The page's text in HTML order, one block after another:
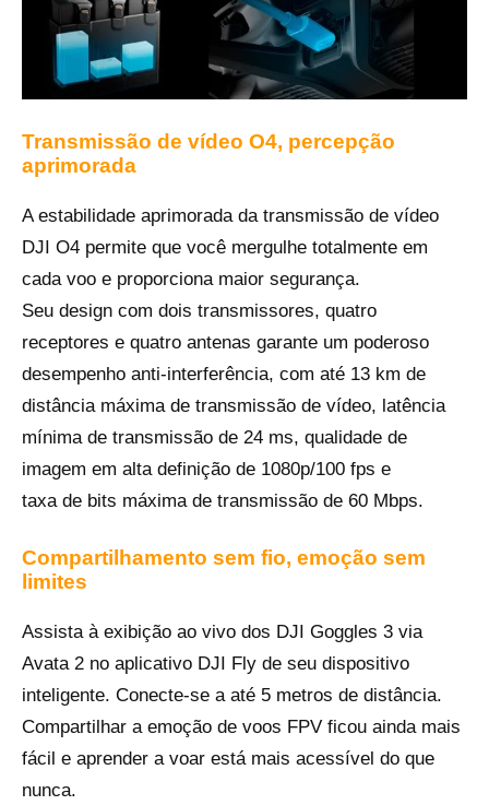
Transmissão de vídeo O4, percepção
aprimorada
A estabilidade aprimorada da transmissão de vídeo
DJI O4 permite que você mergulhe totalmente em
cada voo e proporciona maior segurança.
Seu design com dois transmissores, quatro
receptores e quatro antenas garante um poderoso
desempenho anti-interferência, com até 13 km de
distância máxima de transmissão de vídeo‌‌, latência
mínima de transmissão de 24 ms,‌ qualidade de
imagem em alta definição de 1080p/100 fps e
taxa de bits máxima de transmissão de 60 Mbps.
Compartilhamento sem fio, emoção sem
limites
Assista à exibição ao vivo dos DJI Goggles 3 via
Avata 2 no aplicativo DJI Fly de seu dispositivo
inteligente. Conecte-se a até 5 metros de distância.
Compartilhar a emoção de voos FPV ficou ainda mais
fácil e aprender a voar está mais acessível do que
nunca.